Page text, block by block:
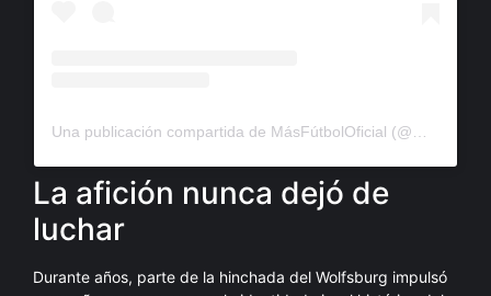
La afición nunca dejó de
luchar
Durante años, parte de la hinchada del Wolfsburg impulsó